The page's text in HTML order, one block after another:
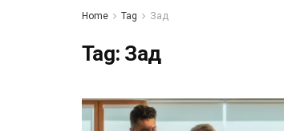
Home Tag Зад
Tag: Зад